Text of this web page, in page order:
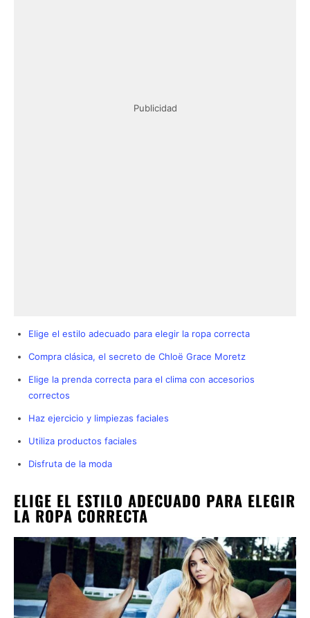
Publicidad
Elige el estilo adecuado para elegir la ropa correcta
Compra clásica, el secreto de Chloë Grace Moretz
Elige la prenda correcta para el clima con accesorios
correctos
Haz ejercicio y limpiezas faciales
Utiliza productos faciales
Disfruta de la moda
ELIGE EL ESTILO ADECUADO PARA ELEGIR
LA ROPA CORRECTA